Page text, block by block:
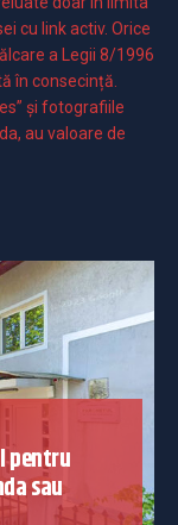
cu link activ. Orice
a Legii 8/1996
în consecință.
și fotografiile
au valoare de
pentru
sau